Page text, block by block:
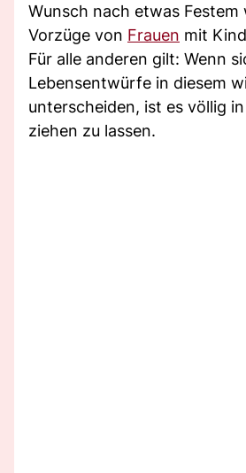
Wunsch nach etwas Festem
Vorzüge von Frauen mit
Für alle anderen gilt: Wenn
Lebensentwürfe in diesem
unterscheiden, ist es völlig
ziehen zu lassen.